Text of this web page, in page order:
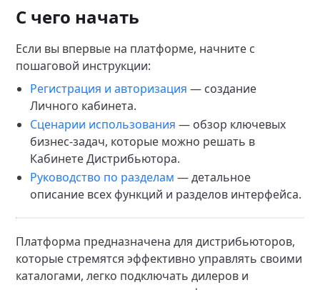
С чего начать
Если вы впервые на платформе, начните с
пошаговой инструкции:
Регистрация и авторизация — создание
Личного кабинета.
Сценарии использования — обзор ключевых
бизнес-задач, которые можно решать в
Кабинете Дистрибьютора.
Руководство по разделам — детальное
описание всех функций и разделов интерфейса.
Платформа предназначена для дистрибьюторов,
которые стремятся эффективно управлять своими
каталогами, легко подключать дилеров и